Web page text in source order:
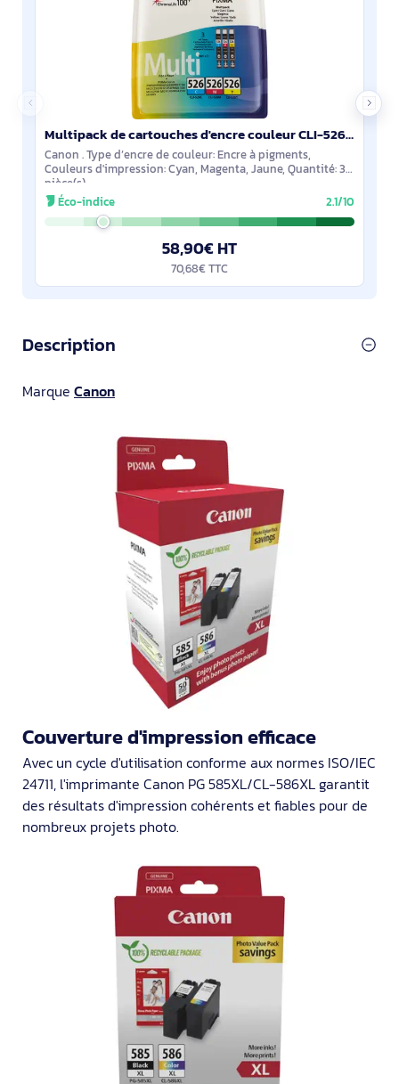
Multipack de cartouches d'encre couleur CLI-526 C/M/Y - 4541B009
Canon . Type d’encre de couleur: Encre à pigments,
Couleurs d'impression: Cyan, Magenta, Jaune, Quantité: 3
pièce(s)
Éco-indice
2.1/10
58,90€ HT
70,68€ TTC
Description
Marque Canon
Couverture d'impression efficace
Avec un cycle d'utilisation conforme aux normes ISO/IEC
24711, l'imprimante Canon PG 585XL/CL-586XL garantit
des résultats d'impression cohérents et fiables pour de
nombreux projets photo.